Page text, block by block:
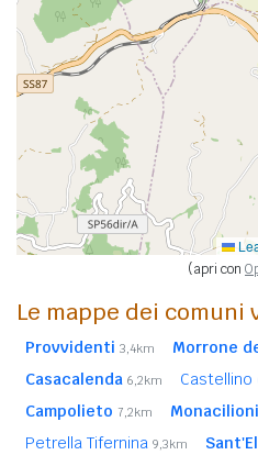
(apri con
Le mappe dei comuni
Provvidenti 3,4km Morrone
Casacalenda 6,2km Castellino
Campolieto 7,2km Monacilioni
Petrella Tifernina 9,3km